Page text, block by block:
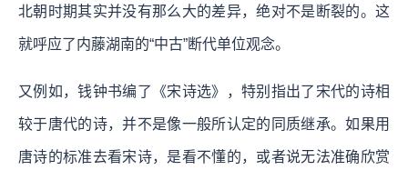
北朝时期其实并没有那么大的差异，绝对不是断裂的。这
就呼应了内藤湖南的“中古”断代单位观念。
又例如，钱钟书编了《宋诗选》，特别指出了宋代的诗相
较于唐代的诗，并不是像一般所认定的同质继承。如果用
唐诗的标准去看宋诗，是看不懂的，或者说无法准确欣赏